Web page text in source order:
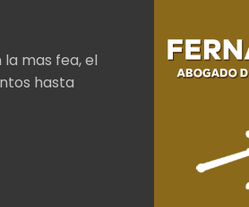
mas fea, el
hasta